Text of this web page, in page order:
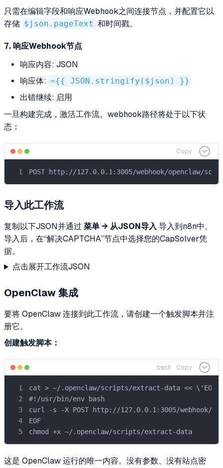
只需在编辑字段和响应Webhook之间连接节点，并配置它以
存储 $json.pageText 和时间戳。
7. 响应Webhook节点
响应内容: JSON
响应体: ={{ JSON.stringify($json) }}
出错继续: 启用
一旦构建完成，激活工作流。webhook路径将处于以下状
态：
Copy
POST http://127.0.0.1:3005/webhook/openclaw/
导入此工作流
复制以下JSON并通过 菜单 → 从JSON导入 导入到n8n中。
导入后，在“解决CAPTCHA”节点中选择您的CapSolver凭
据。
点击展开工作流JSON
OpenClaw 集成
要将 OpenClaw 连接到此工作流，请创建一个触发脚本并注
册它。
创建触发脚本：
bash Copy
cat > ~/.openclaw/scripts/extract-data <<
#!/usr/bin/env bash
curl -s -X POST http://127.0.0.1:3005/webhook/
EOF
chmod +x ~/.openclaw/scripts/extract-data
这是 OpenClaw 运行的唯一内容。没有参数、没有站点密